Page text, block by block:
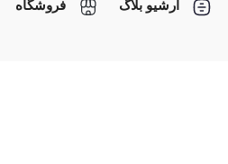
آرشیو بلاگ فروشگاه